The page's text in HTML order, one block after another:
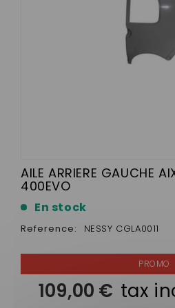
AILE ARRIERE GAUCHE
400EVO
En stock
Reference: NESSY CGLA0011
109,00 € tax